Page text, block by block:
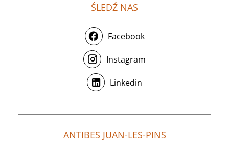
ŚLEDŹ NAS
Facebook
Instagram
Linkedin
ANTIBES JUAN-LES-PINS